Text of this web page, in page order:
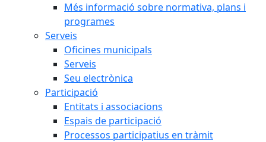
Més informació sobre normativa, plans i
programes
Serveis
Oficines municipals
Serveis
Seu electrònica
Participació
Entitats i associacions
Espais de participació
Processos participatius en tràmit